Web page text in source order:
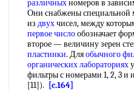
различныхномеров в
Они снабжены специальной
из двухчисел, между
первое числообозначает
второе — величину зерен
пластинки. Дляобычного
органических лабораториях
фильтры с номерами 1, 2, 3 и
[11]).
[c.164]